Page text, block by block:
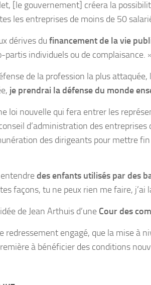
[le gouvernement] créera la
les entreprises de moins de 50
dérives du financement de la vie
partis individuels ou de complaisance.
de la profession la plus attaquée,
je prendrai la défense du monde
loi nouvelle qui fera entrer les
d’administration des entreprises
des dirigeants pour mettre
des enfants utilisés par des
façons, tu ne peux rien me faire, j’ai
de Jean Arthuis d’une Cour des
redressement engagé, que la mise à
à bénéficier des conditions